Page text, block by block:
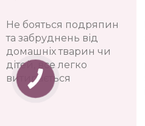
Не бояться подряпин
та забруднень від
домашніх тварин чи
дітей, все легко
витирається